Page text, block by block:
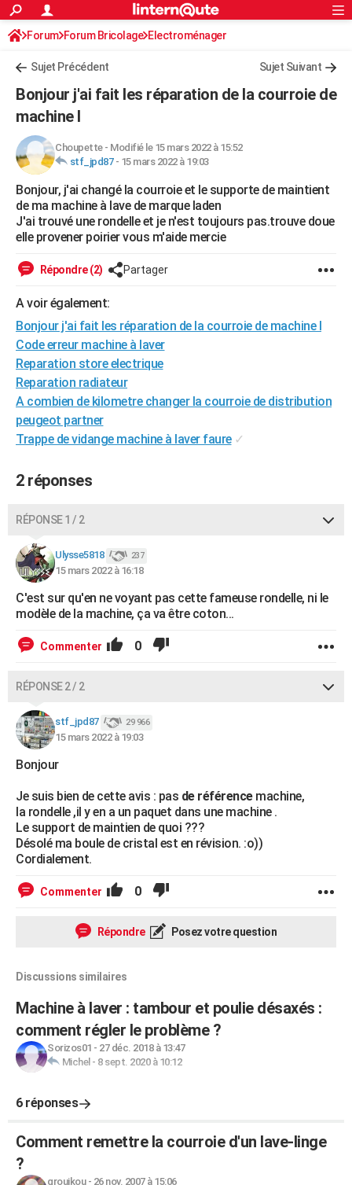
ACTUALITÉS
Politique
Société
Faits Divers
Education
Monde
Villes
+
Programme TV
Streaming
Sorties cinéma
Musique
FINANCE
Retraite
Impôts
Epargne
Immobilier
Risques naturels par ville
Banque
Assurance
Crédit
AUTO
Essais
Réserver un essai
Citadines
Berlines
SUV
Forum auto
HIGH-TECH
Mobiles
Meilleur smartphone
Internet
Ordinateurs
Jeux vidéo
Guide high-tech
+BRICOLAGE
Forum
Aménagement intérieur
Extérieur
Cuisine
Salle de bains
Jardinage
Rangement
WEEK-END
Guides de France
Escapades
Patrimoine
Expositions
Musées
Week-end nature
LIFESTYLE
Art de vivre
Bien-être
Loisirs
Mode
Modes de vie
SANTE
Alimentation
Guide de la santé
Maladies
Médicaments
Sommeil
VOYAGE
Destinations
City break
Voyage nature
Voyage de noces
Forum
Climat
+PHOTO
GUIDES D'ACHAT
BONS PLANS
Dictionnaire
Biographies
Citations
Expressions
Proverbes
COPAINS D'AVANT
S'inscrire
Se connecter
Lycées
Collèges
Primaires
Universités
Entreprises
Service militaire
Avis de recherche
AVIS DE DÉCÈS
Bricolage
Lifestyle
Culture
Sport
Auto
Television
Voyage
Cinema
S'inscrire
Connexion
Forum Forum Bricolage Electroménager
Sujet Précédent Sujet Suivant
Bonjour j'ai fait les réparation de la courroie de
machine l
Choupette- Modifié le 15 mars 2022 à 15:52
stf_jpd87- 15 mars 2022 à 19:03
Bonjour, j'ai changé la courroie et le supporte de maintient
de ma machine à lave de marque laden
J'ai trouvé une rondelle et je n'est toujours pas.trouve doue
elle provener poirier vous m'aide mercie
Répondre (2) Partager
A voir également:
Bonjour j'ai fait les réparation de la courroie de machine l
Code erreur machine à laver
Reparation store electrique
Reparation radiateur
A combien de kilometre changer la courroie de distribution
peugeot partner
Trappe de vidange machine à laver faure ✓
2 réponses
RÉPONSE 1 / 2
Ulysse5818 237
15 mars 2022 à 16:18
C'est sur qu'en ne voyant pas cette fameuse rondelle, ni le
modèle de la machine, ça va être coton...
Commenter 0
RÉPONSE 2 / 2
stf_jpd87 29 966
15 mars 2022 à 19:03
Bonjour
Je suis bien de cette avis : pas de référence machine,
la rondelle ,il y en a un paquet dans une machine .
Le support de maintien de quoi ???
Désolé ma boule de cristal est en révision. :o))
Cordialement.
Commenter 0
Répondre Posez votre question
Discussions similaires
Machine à laver : tambour et poulie désaxés :
comment régler le problème ?
Sorizos01 - 27 déc. 2018 à 13:47
Michel - 8 sept. 2020 à 10:12
6 réponses
Comment remettre la courroie d'un lave-linge
?
grouikou- 26 nov. 2007 à 15:06